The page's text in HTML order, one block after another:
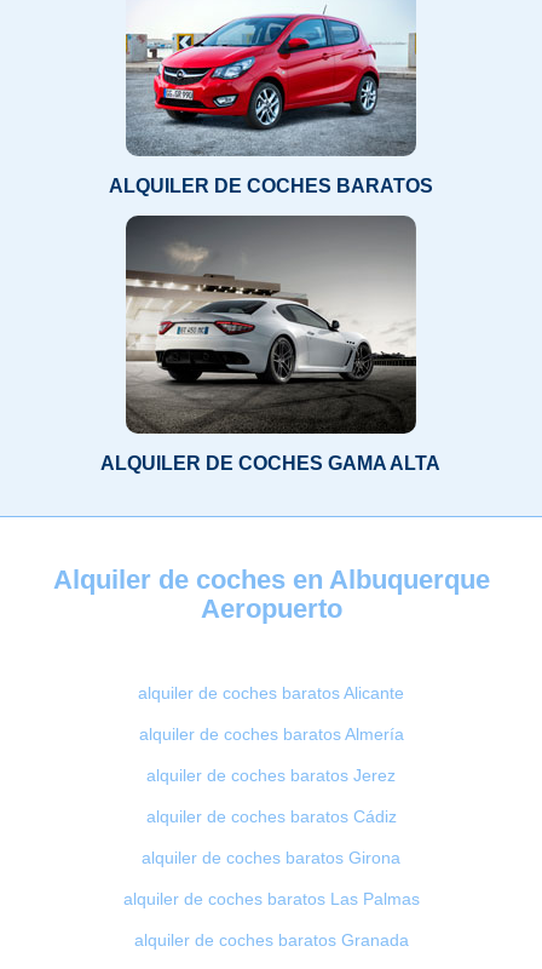
ALQUILER DE COCHES BARATOS
ALQUILER DE COCHES GAMA ALTA
Alquiler de coches en Albuquerque
Aeropuerto
alquiler de coches baratos Alicante
alquiler de coches baratos Almería
alquiler de coches baratos Jerez
alquiler de coches baratos Cádiz
alquiler de coches baratos Girona
alquiler de coches baratos Las Palmas
alquiler de coches baratos Granada